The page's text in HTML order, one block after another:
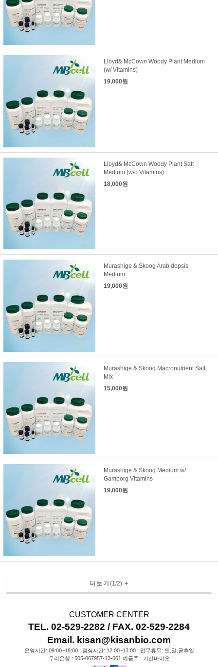
Lloyd& McCown Woody Plant Medium
(w/ Vitamins)
19,000원
Lloyd& McCown Woody Plant Salt
Medium (w/o Vitamins)
18,000원
Murashige & Skoog Arabidopsis
Medium
19,000원
Murashige & Skoog Macronutrient Salt
Mix
15,000원
Murashige & Skoog Medium w/
Gamborg Vitamins
19,000원
더보기 (1/2)+
CUSTOMER CENTER
TEL. 02-529-2282 / FAX. 02-529-2284
Email. kisan@kisanbio.com
운영시간: 09:00~18:00 | 점심시간: 12:00~13:00 | 업무휴무: 토,일,공휴일
우리은행 : 505-067957-13-001 예금주 : 기산바이오